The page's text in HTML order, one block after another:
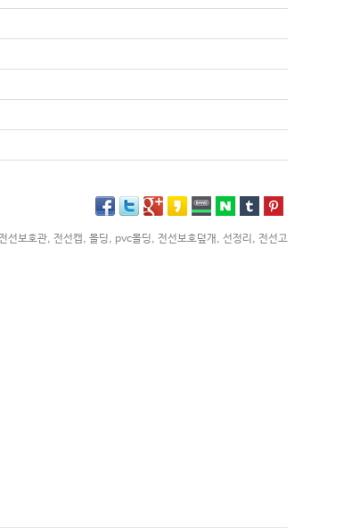
선보호관, 전선캡 , 몰딩, pvc몰딩, 전선보호덮개 , 선정리 , 전선고